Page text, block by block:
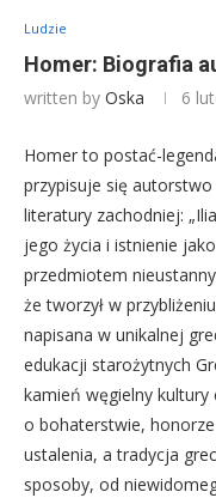
Ludzie
Homer: Biografia
written by Oska 6
Homer to postać-
przypisuje się
literatury zachodniej:
jego życia i istnienie
przedmiotem
że tworzył w
napisana w unikalnej
edukacji starożytnych
kamień węgielny kultury
o bohaterstwie,
ustalenia, a tradycja
sposoby, od